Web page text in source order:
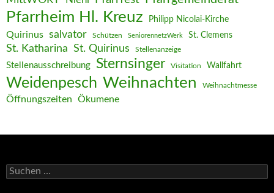
Pfarrheim Hl. Kreuz Philipp Nicolai-Kirche
Quirinus salvator Schützen SeniorennetzWerk St. Clemens
St. Katharina St. Quirinus Stellenanzeige
Stellenausschreibung Sternsinger Visitation Wallfahrt
Weidenpesch Weihnachten Weihnachtmesse
Öffnungszeiten Ökumene
Suchen
nach: